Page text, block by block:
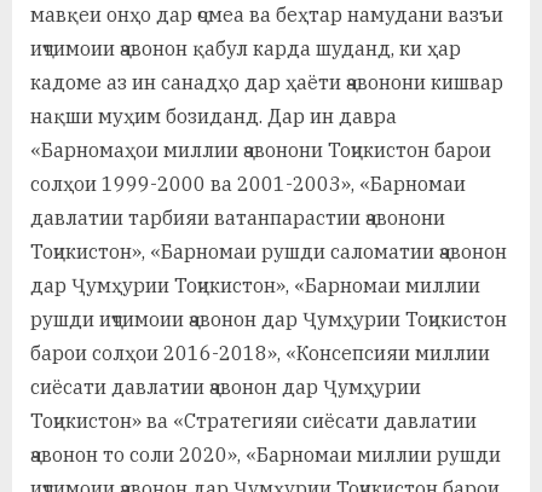
мавқеи онҳо дар ҷомеа ва беҳтар намудани вазъи
иҷтимоии ҷавонон қабул карда шуданд, ки ҳар
кадоме аз ин санадҳо дар ҳаёти ҷавонони кишвар
нақши муҳим бозиданд. Дар ин давра
«Барномаҳои миллии ҷавонони Тоҷикистон барои
солҳои 1999-2000 ва 2001-2003», «Барномаи
давлатии тарбияи ватанпарастии ҷавонони
Тоҷикистон», «Барномаи рушди саломатии ҷавонон
дар Ҷумҳурии Тоҷикистон», «Барномаи миллии
рушди иҷтимоии ҷавонон дар Ҷумҳурии Тоҷикистон
барои солҳои 2016-2018», «Консепсияи миллии
сиёсати давлатии ҷавонон дар Ҷумҳурии
Тоҷикистон» ва «Стратегияи сиёсати давлатии
ҷавонон то соли 2020», «Барномаи миллии рушди